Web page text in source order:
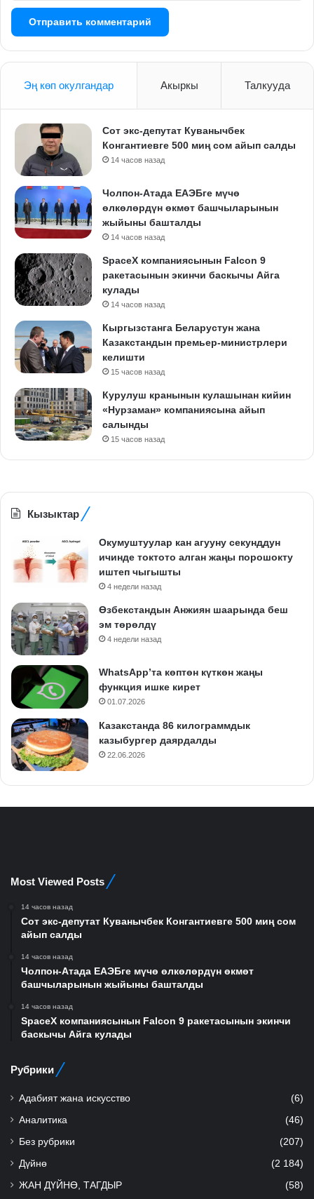
Эң көп окулгандар Акыркы Талкууда
Сот экс-депутат Куванычбек
Конгантиевге 500 миң сом айып салды
14 часов назад
Чолпон-Атада ЕАЭБге мүчө
өлкөлөрдүн өкмөт башчыларынын
жыйыны башталды
14 часов назад
SpaceX компаниясынын Falcon 9
ракетасынын экинчи баскычы Айга
кулады
14 часов назад
Кыргызстанга Беларустун жана
Казакстандын премьер-министрлери
келишти
15 часов назад
Курулуш кранынын кулашынан кийин
«Нурзаман» компаниясына айып
салынды
15 часов назад
Кызыктар
Окумуштуулар кан агууну секунддун
ичинде токтото алган жаңы порошокту
иштеп чыгышты
4 недели назад
Өзбекстандын Анжиян шаарында беш
эм төрөлдү
4 недели назад
WhatsApp’та көптөн күткөн жаңы
функция ишке кирет
01.07.2026
Казакстанда 86 килограммдык
казыбургер даярдалды
22.06.2026
Most Viewed Posts
14 часов назад
Сот экс-депутат Куванычбек Конгантиевге 500 миң сом
айып салды
14 часов назад
Чолпон-Атада ЕАЭБге мүчө өлкөлөрдүн өкмөт
башчыларынын жыйыны башталды
14 часов назад
SpaceX компаниясынын Falcon 9 ракетасынын экинчи
баскычы Айга кулады
Рубрики
Адабият жана искусство (6)
Аналитика (46)
Без рубрики (207)
Дүйнө (2 184)
ЖАН ДҮЙНӨ, ТАГДЫР (58)